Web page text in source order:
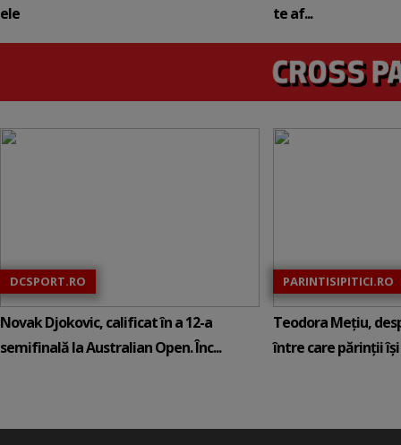
ele
te af...
DCSPORT.RO
Novak Djokovic, calificat în a 12-a
semifinală la Australian Open. Înc...
PARINTISIPITICI.RO
Teodora Mețiu,
între care părinții își